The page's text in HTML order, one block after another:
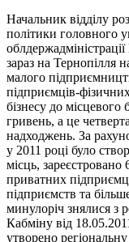
Начальник відділу
політики головного
зараз на Тернопілля
малого
підприємців-
бізнесу до
гривень, а це
надходжень. За
у 2011 році було
місць,
приватних
підприємств та
минулоріч знялися з
Кабміну від
утворено